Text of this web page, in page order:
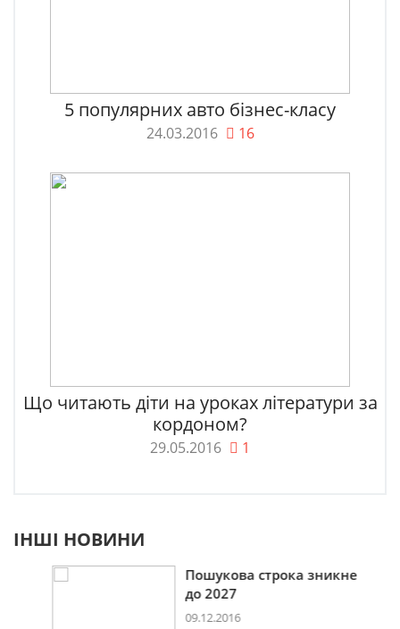
5 популярних авто бізнес-класу
24.03.2016 16
Що читають діти на уроках літератури за
кордоном?
29.05.2016 1
ІНШІ НОВИНИ
Пошукова строка зникне
до 2027
09.12.2016